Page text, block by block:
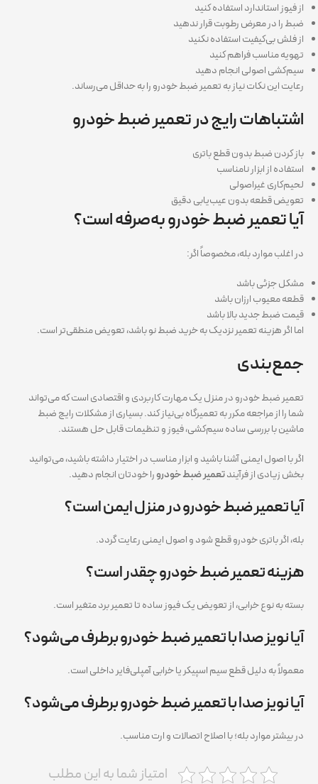
از فیوز استاندارد استفاده کنید
ضبط را در معرض رطوبت قرار ندهید
از فلش بی‌کیفیت استفاده نکنید
تهویه مناسب فراهم کنید
سیم‌کشی اصولی انجام دهید
رعایت این نکات نیاز به تعمیر ضبط خودرو را به حداقل می‌رساند.
اشتباهات رایج در تعمیر ضبط خودرو
باز کردن ضبط بدون قطع باتری
استفاده از ابزار نامناسب
لحیم‌کاری غیراصولی
تعویض قطعه بدون عیب‌یابی دقیق
آیا تعمیر ضبط خودرو به‌صرفه است؟
در اغلب موارد بله، مخصوصاً اگر:
مشکل جزئی باشد
قطعه معیوب ارزان باشد
قیمت ضبط جدید بالا باشد
اما اگر هزینه تعمیر نزدیک به خرید ضبط نو باشد، تعویض منطقی‌تر است.
جمع‌بندی
تعمیر ضبط خودرو در منزل یک مهارت کاربردی و اقتصادی است که می‌تواند
شما را از مراجعه مکرر به تعمیرگاه بی‌نیاز کند. بسیاری از مشکلات رایج ضبط
ماشین با بررسی ساده سیم‌کشی، فیوز و تنظیمات قابل حل هستند.
اگر با اصول ایمنی آشنا باشید و ابزار مناسب در اختیار داشته باشید، می‌توانید
بخش زیادی از فرآیندتعمیر ضبط خودرورا خودتان انجام دهید.
آیا تعمیر ضبط خودرو در منزل ایمن است؟
بله، اگر باتری خودرو قطع شود و اصول ایمنی رعایت گردد.
هزینه تعمیر ضبط خودرو چقدر است؟
بسته به نوع خرابی، از تعویض یک فیوز ساده تا تعمیر برد متغیر است.
آیا نویز صدا با تعمیر ضبط خودرو برطرف می‌شود؟
معمولاً به دلیل قطع سیم اسپیکر یا خرابی آمپلی‌فایر داخلی است.
آیا نویز صدا با تعمیر ضبط خودرو برطرف می‌شود؟
در بیشتر موارد بله؛ با اصلاح اتصالات و ارت مناسب.
امتیاز شما به این مطلب